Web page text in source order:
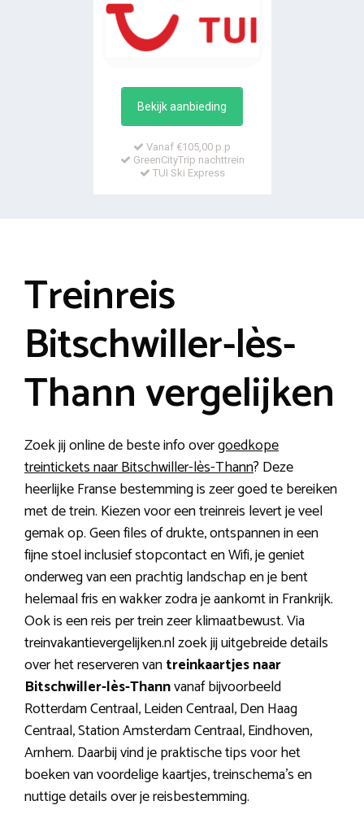
Bekijk aanbieding
Vanaf €105,00 p.p
GreenCityTrip nachttrein
TUI Ski Express
Treinreis
Bitschwiller-lès-
Thann vergelijken
Zoek jij online de beste info overgoedkope
treintickets naar Bitschwiller-lès-Thann? Deze
heerlijke Franse bestemming is zeer goed te bereiken
met de trein. Kiezen voor een treinreis levert je veel
gemak op. Geen files of drukte, ontspannen in een
fijne stoel inclusief stopcontact en Wifi, je geniet
onderweg van een prachtig landschap en je bent
helemaal fris en wakker zodra je aankomt in Frankrijk.
Ook is een reis per trein zeer klimaatbewust. Via
treinvakantievergelijken.nl zoek jij uitgebreide details
over het reserveren vantreinkaartjes naar
Bitschwiller-lès-Thannvanaf bijvoorbeeld
Rotterdam Centraal, Leiden Centraal, Den Haag
Centraal, Station Amsterdam Centraal, Eindhoven,
Arnhem. Daarbij vind je praktische tips voor het
boeken van voordelige kaartjes, treinschema’s en
nuttige details over je reisbestemming.